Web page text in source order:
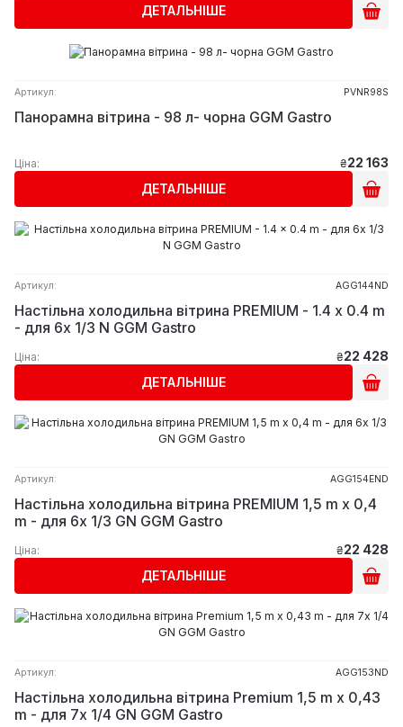
ДЕТАЛЬНІШЕ
Артикул: PVNR98S
Панорамна вітрина - 98 л- чорна GGM Gastro
Ціна: ₴22 163
ДЕТАЛЬНІШЕ
Артикул: AGG144ND
Настільна холодильна вітрина PREMIUM - 1.4 x 0.4 m
- для 6x 1/3 N GGM Gastro
Ціна: ₴22 428
ДЕТАЛЬНІШЕ
Артикул: AGG154END
Настільна холодильна вітрина PREMIUM 1,5 m x 0,4
m - для 6x 1/3 GN GGM Gastro
Ціна: ₴22 428
ДЕТАЛЬНІШЕ
Артикул: AGG153ND
Настільна холодильна вітрина Premium 1,5 m x 0,43
m - для 7x 1/4 GN GGM Gastro